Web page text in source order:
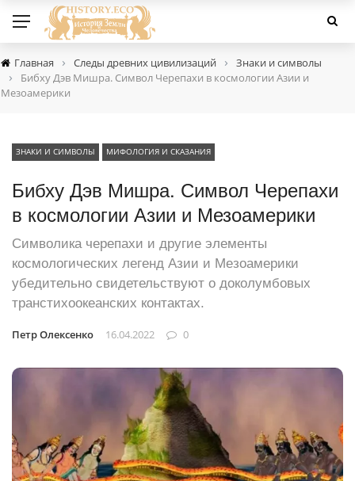
Главная › Следы древних цивилизаций › Знаки и символы
›
Бибху Дэв Мишра. Символ Черепахи в космологии Азии и
Мезоамерики
ЗНАКИ И СИМВОЛЫ МИФОЛОГИЯ И СКАЗАНИЯ
Бибху Дэв Мишра. Символ Черепахи
в космологии Азии и Мезоамерики
Символика черепахи и другие элементы
космологических легенд Азии и Мезоамерики
убедительно свидетельствуют о доколумбовых
транстихоокеанских контактах.
Петр Олексенко 16.04.2022 0